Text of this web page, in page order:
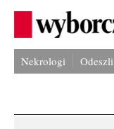
Nekrologi Odeszli